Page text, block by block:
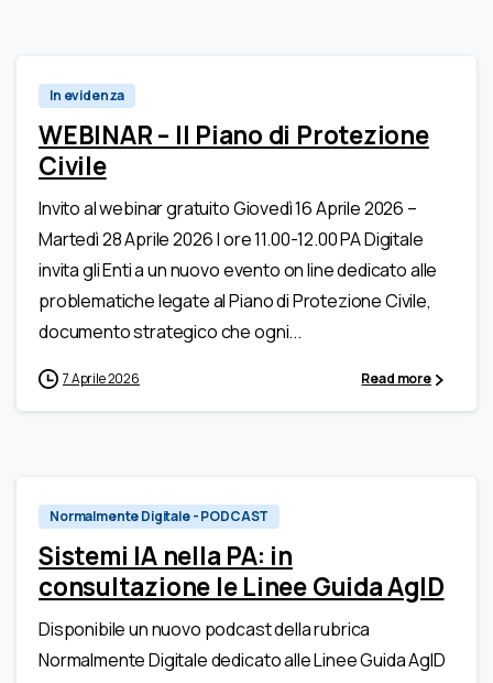
In evidenza
WEBINAR – Il Piano di Protezione
Civile
Invito al webinar gratuito Giovedì 16 Aprile 2026 –
Martedì 28 Aprile 2026 | ore 11.00-12.00 PA Digitale
invita gli Enti a un nuovo evento on line dedicato alle
problematiche legate al Piano di Protezione Civile,
documento strategico che ogni...
7 Aprile 2026 Read more
Normalmente Digitale - PODCAST
Sistemi IA nella PA: in
consultazione le Linee Guida AgID
Disponibile un nuovo podcast della rubrica
Normalmente Digitale dedicato alle Linee Guida AgID